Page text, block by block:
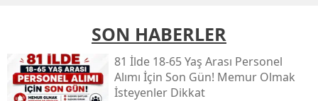
SON HABERLER
81 İlde 18-65 Yaş Arası Personel
Alımı İçin Son Gün! Memur Olmak
İsteyenler Dikkat